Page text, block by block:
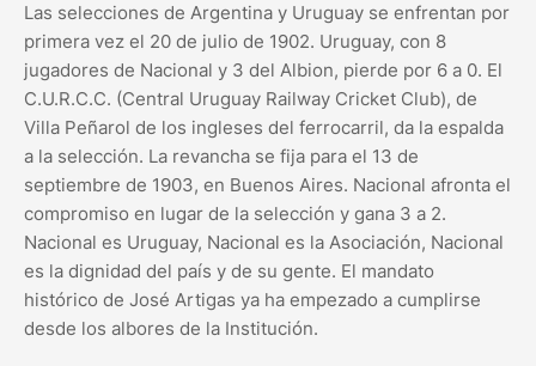
Las selecciones de Argentina y Uruguay se enfrentan por
primera vez el 20 de julio de 1902. Uruguay, con 8
jugadores de Nacional y 3 del Albion, pierde por 6 a 0. El
C.U.R.C.C. (Central Uruguay Railway Cricket Club), de
Villa Peñarol de los ingleses del ferrocarril, da la espalda
a la selección. La revancha se fija para el 13 de
septiembre de 1903, en Buenos Aires. Nacional afronta el
compromiso en lugar de la selección y gana 3 a 2.
Nacional es Uruguay, Nacional es la Asociación, Nacional
es la dignidad del país y de su gente. El mandato
histórico de José Artigas ya ha empezado a cumplirse
desde los albores de la Institución.